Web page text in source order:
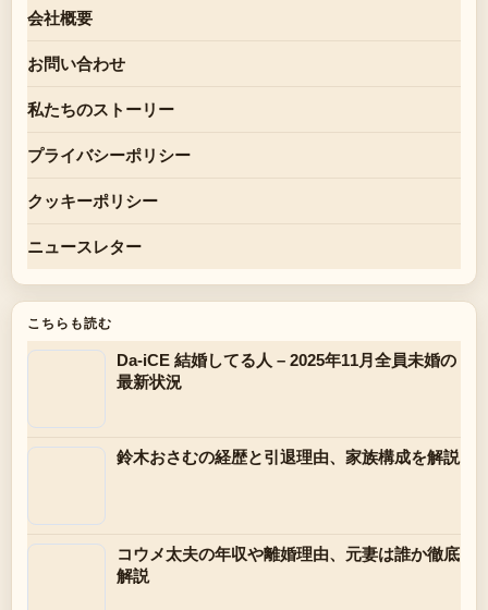
会社概要
お問い合わせ
私たちのストーリー
プライバシーポリシー
クッキーポリシー
ニュースレター
こちらも読む
Da-iCE 結婚してる人 – 2025年11月全員未婚の
最新状況
鈴木おさむの経歴と引退理由、家族構成を解説
コウメ太夫の年収や離婚理由、元妻は誰か徹底
解説